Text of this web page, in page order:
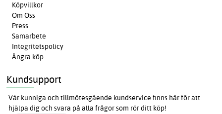
Köpvillkor
Om Oss
Press
Samarbete
Integritetspolicy
Ångra köp
Kundsupport
Vår kunniga och tillmötesgående kundservice finns här för att
hjälpa dig och svara på alla frågor som rör ditt köp!